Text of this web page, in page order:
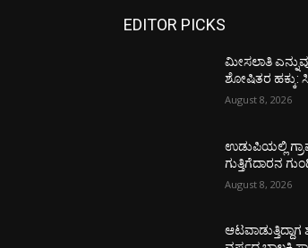
EDITOR PICKS
ಮೀಸಲಾತಿ
ಶೋಷಿತರ ಹಕ್ಕು:
August 8, 2026
ಉಡುಪಿಯಲ್ಲಿ
ಗುತ್ತಿಗೆದಾರನ
August 8, 2026
ಆಟವಾಡುತ್ತಿದ್ದಾಗ